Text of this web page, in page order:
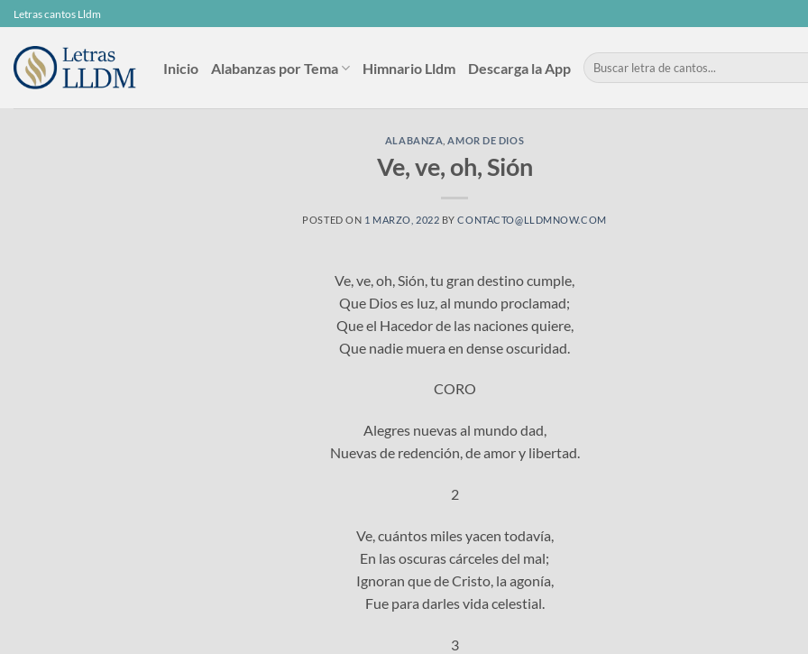
Skip
to
content
Letras cantos Lldm
Inicio Alabanzas por Tema Himnario Lldm Descarga la App
ALABANZA ,AMOR DE DIOS
Ve, ve, oh, Sión
POSTED ON 1 MARZO, 2022 BYCONTACTO@LLDMNOW.COM
Ve, ve, oh, Sión, tu gran destino cumple,
Que Dios es luz, al mundo proclamad;
Que el Hacedor de las naciones quiere,
Que nadie muera en dense oscuridad.
CORO
Alegres nuevas al mundo dad,
Nuevas de redención, de amor y libertad.
2
Ve, cuántos miles yacen todavía,
En las oscuras cárceles del mal;
Ignoran que de Cristo, la agonía,
Fue para darles vida celestial.
3